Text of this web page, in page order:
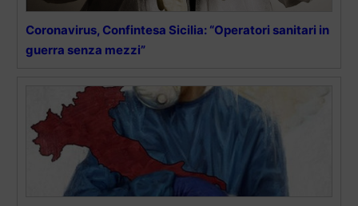
Coronavirus, Confintesa Sicilia: “Operatori sanitari in
guerra senza mezzi”